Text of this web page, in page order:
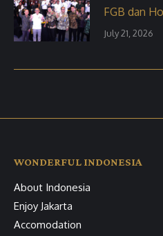
FGB dan
July 21, 2026
WONDERFUL INDONESIA
About Indonesia
Enjoy Jakarta
Accomodation